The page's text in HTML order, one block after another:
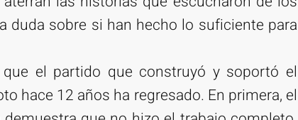
duda sobre si han hecho lo suficiente para
el partido que construyó y soportó el
hace 12 años ha regresado. En primera, el